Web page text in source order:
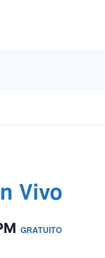
Vivo
GRATUITO